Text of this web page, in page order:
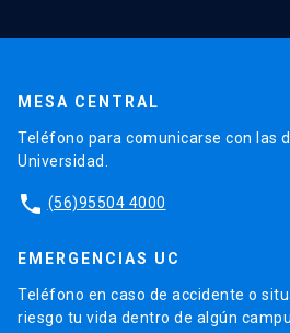
MESA CENTRAL
Teléfono para comunicarse con las
Universidad.
phone (56)95504 4000
EMERGENCIAS UC
Teléfono en caso de accidente o
riesgo tu vida dentro de algún